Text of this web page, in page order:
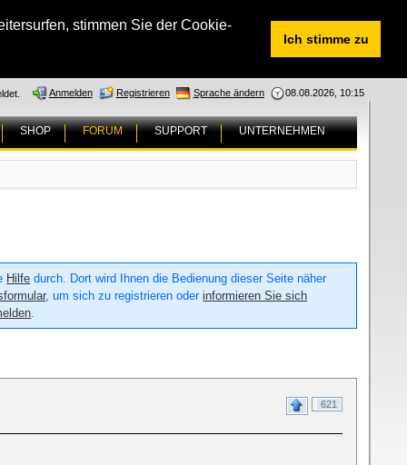
stimmen Sie der Cookie-
Ich stimme zu
08.08.2026, 10:15
Sprache ändern
Registrieren
Anmelden
SHOP FORUM SUPPORT UNTERNEHMEN
Hilfe durch. Dort wird Ihnen die Bedienung dieser Seite näher
, um sich zu registrieren oderinformieren Sie sich
.
621